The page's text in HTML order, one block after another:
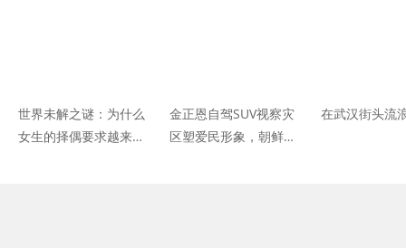
世界未解之谜：为什么
女生的择偶要求越来越
金正恩自驾SUV视察灾
区塑爱民形象，朝鲜面
在武汉街头流